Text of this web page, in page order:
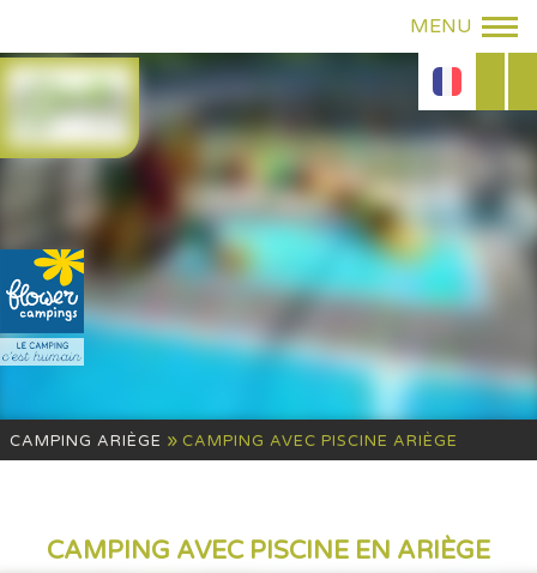
CAMPING ARIÈGE » CAMPING AVEC PISCINE ARIÈGE
CAMPING AVEC PISCINE EN ARIÈGE